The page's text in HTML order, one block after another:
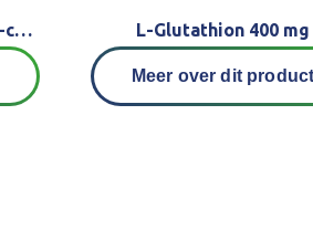
L-Glutathion 150 mg (60 V-caps ) L-Glutathion 400 mg
Meer over dit